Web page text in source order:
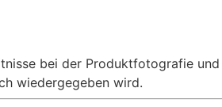
bei der Produktfotografie
wiedergegeben wird.